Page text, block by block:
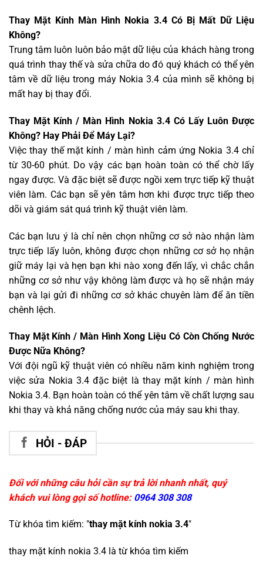
Thay Mặt Kính Màn Hình Nokia 3.4 Có Bị Mất Dữ Liệu
Không?
Trung tâm luôn luôn bảo mật dữ liệu của khách hàng trong
quá trình thay thế và sửa chữa do đó quý khách có thể yên
tâm về dữ liệu trong máy Nokia 3.4 của mình sẽ không bị
mất hay bị thay đổi.
Thay Mặt Kính / Màn Hình Nokia 3.4 Có Lấy Luôn Được
Không? Hay Phải Để Máy Lại?
Việc thay thế mặt kính / màn hình cảm ứng Nokia 3.4 chỉ
từ 30-60 phút. Do vậy các bạn hoàn toàn có thể chờ lấy
ngay được. Và đặc biệt sẽ được ngồi xem trực tiếp kỹ thuật
viên làm. Các bạn sẽ yên tâm hơn khi được trực tiếp theo
dõi và giám sát quá trình kỹ thuật viên làm.
Các bạn lưu ý là chỉ nên chọn những cơ sở nào nhận làm
trực tiếp lấy luôn, không được chọn những cơ sở họ nhận
giữ máy lại và hẹn bạn khi nào xong đến lấy, vì chắc chắn
những cơ sở như vậy không làm được và họ sẽ nhận máy
bạn và lại gửi đi những cơ sở khác chuyên làm để ăn tiền
chênh lệch.
Thay Mặt Kính / Màn Hình Xong Liệu Có Còn Chống Nước
Được Nữa Không?
Với đội ngũ kỹ thuật viên có nhiều năm kinh nghiệm trong
việc sửa Nokia 3.4 đặc biệt là thay mặt kính / màn hình
Nokia 3.4. Bạn hoàn toàn có thể yên tâm về chất lượng sau
khi thay và khả năng chống nước của máy sau khi thay.
HỎI - ĐÁP
Đối với những câu hỏi cần sự trả lời nhanh nhất, quý
khách vui lòng gọi số hotline: 0964 308 308
Từ khóa tìm kiếm: "thay mặt kính nokia 3.4"
thay mặt kính nokia 3.4 là từ khóa tìm kiếm